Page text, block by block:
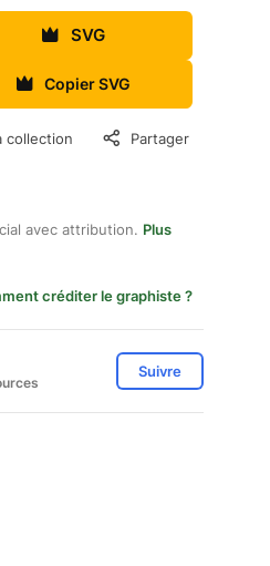
SVG
Copier SVG
collection Partager
avec attribution. Plus
créditer le graphiste ?
Suivre